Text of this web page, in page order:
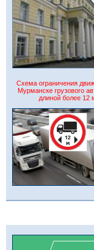
Схема ограничения
Мурманске грузового
длиной более 12